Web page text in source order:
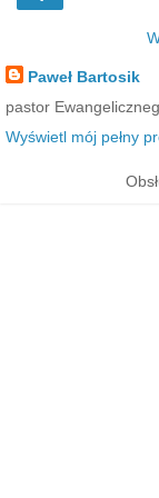
Paweł Bartosik
pastor
Wyświetl mój pełny